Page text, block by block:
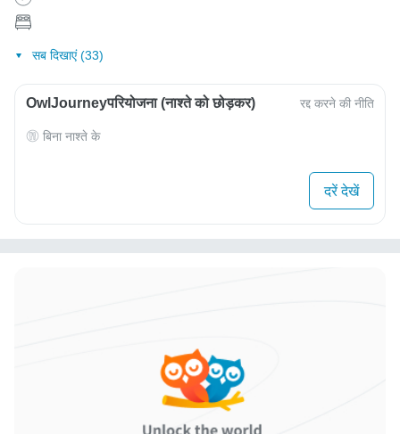
सब दिखाएं (33)
OwlJourneyपरियोजना (नाश्ते को छोड़कर) रद्द करने की नीति
बिना नाश्ते के
दरें देखें